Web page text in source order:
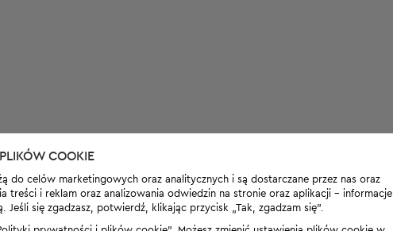
COOKIE
do celów marketingowych oraz analitycznych i są dostarczane przez nas oraz
i reklam oraz analizowania odwiedzin na stronie oraz aplikacji - informacje,
się zgadzasz, potwierdź, klikając przycisk „Tak, zgadzam się”.